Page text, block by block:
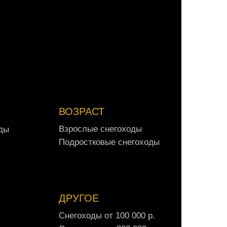
ы
ВОЗРАСТ
Взрослые снегоходы
Взрослые сн ег оходы
Подростковые снегоходы
ДРУГОЕ
Снегоходы от 100 000 р.
Снегохо ды от 100 000 р.